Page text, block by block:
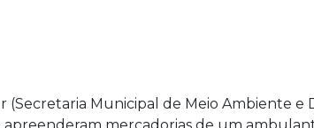
(Secretaria Municipal de Meio Ambiente e